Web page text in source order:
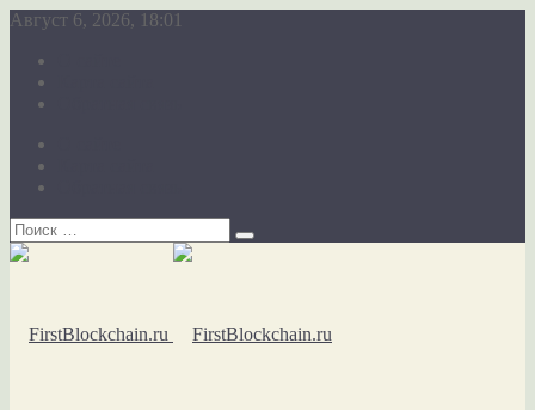
Август 6, 2026, 18:01